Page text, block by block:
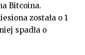
Bitcoina.
została o 1
spadła o